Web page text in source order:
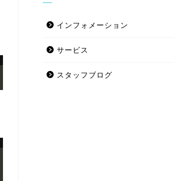
インフォメーション
サービス
スタッフブログ